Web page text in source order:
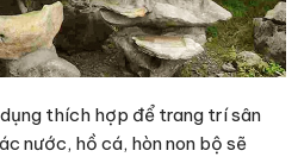
thích hợp để trang trí sân
nước, hồ cá, hòn non bộ sẽ